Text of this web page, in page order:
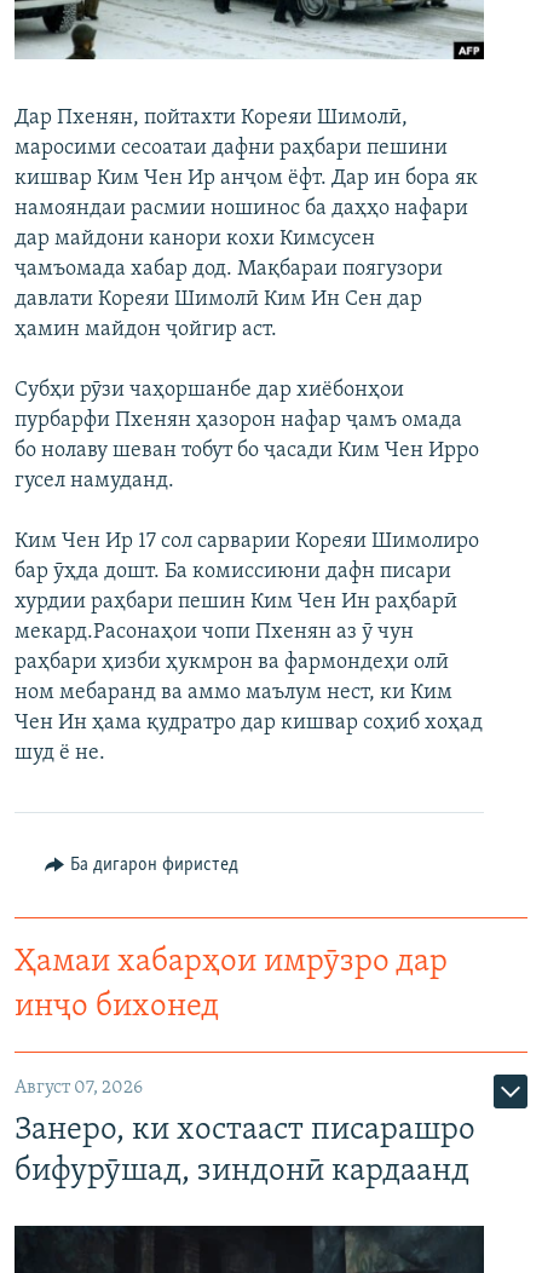
ГУЗОРИШҲОИ РАДИОӢ
Русский
ПАЙГИРӢ КУНЕД
Ҳамаи сомонаҳои RFE/RL
Дар Пхенян, пойтахти Кореяи Шимолӣ,
маросими сесоатаи дафни раҳбари пешини
кишвар Ким Чен Ир анҷом ёфт. Дар ин бора як
намояндаи расмии ношинос ба даҳҳо нафари
дар майдони канори кохи Кимсусен
ҷамъомада хабар дод. Мақбараи поягузори
давлати Кореяи Шимолӣ Ким Ин Сен дар
ҳамин майдон ҷойгир аст.
Cубҳи рӯзи чаҳоршанбе дар хиёбонҳои
пурбарфи Пхенян ҳазорон нафар ҷамъ омада
бо нолаву шеван тобут бо ҷасади Ким Чен Ирро
гусел намуданд.
Ким Чен Ир 17 сол сарварии Кореяи Шимолиро
бар ӯҳда дошт. Ба комиссиюни дафн писари
хурдии раҳбари пешин Ким Чен Ин раҳбарӣ
мекард.Расонаҳои чопи Пхенян аз ӯ чун
раҳбари ҳизби ҳукмрон ва фармондеҳи олӣ
ном мебаранд ва аммо маълум нест, ки Ким
Чен Ин ҳама қудратро дар кишвар соҳиб хоҳад
шуд ё не.
Ба дигарон фиристед
Ҳамаи хабарҳои имрӯзро дар
инҷо бихонед
Август 07, 2026
Занеро, ки хостааст писарашро
бифурӯшад, зиндонӣ кардаанд